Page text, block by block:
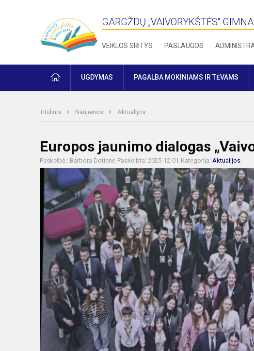
GARGŽDŲ „VAIVORYKŠTĖS“
VEIKLOS SRITYS PASLAUGOS
PRADŽIAUGDYMAS PAGALBA MOKINIAMS IR TĖVAMS
Titulinis Naujienos Aktualijos
Europos jaunimo dialogas
Paskelbė : Barbora Dotiene Paskelbta: 2025-12-01 Kategorija: Aktualijos